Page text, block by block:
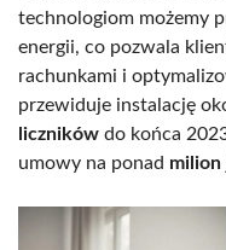
technologiom możemy
energii, co pozwala
rachunkami i
przewiduje instalację
liczników do końca
umowy na ponad milion